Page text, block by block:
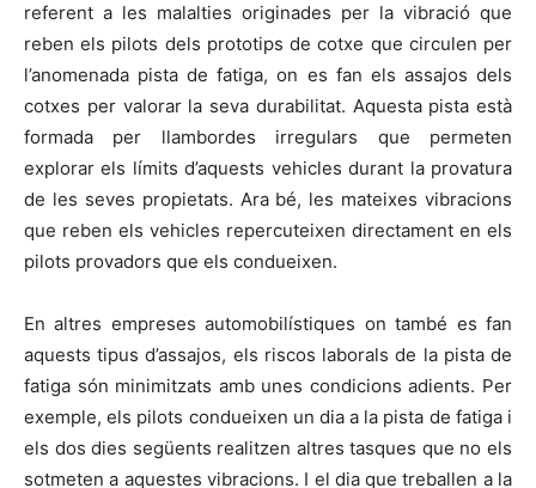
referent a les malalties originades per la vibració que
reben els pilots dels prototips de cotxe que circulen per
l’anomenada pista de fatiga, on es fan els assajos dels
cotxes per valorar la seva durabilitat. Aquesta pista està
formada per llambordes irregulars que permeten
explorar els límits d’aquests vehicles durant la provatura
de les seves propietats. Ara bé, les mateixes vibracions
que reben els vehicles repercuteixen directament en els
pilots provadors que els condueixen.
En altres empreses automobilístiques on també es fan
aquests tipus d’assajos, els riscos laborals de la pista de
fatiga són minimitzats amb unes condicions adients. Per
exemple, els pilots condueixen un dia a la pista de fatiga i
els dos dies següents realitzen altres tasques que no els
sotmeten a aquestes vibracions. I el dia que treballen a la